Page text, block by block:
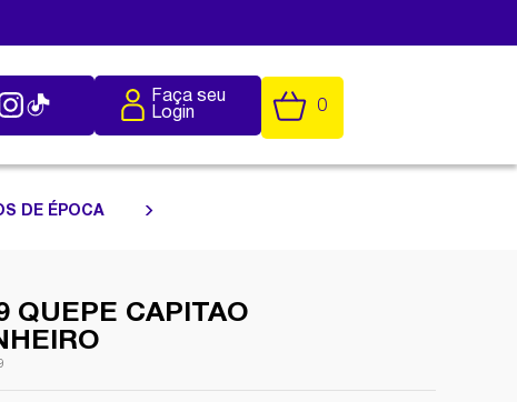
Faça seu
Login
0
DE ÉPOCA
QUEPE CAPITAO